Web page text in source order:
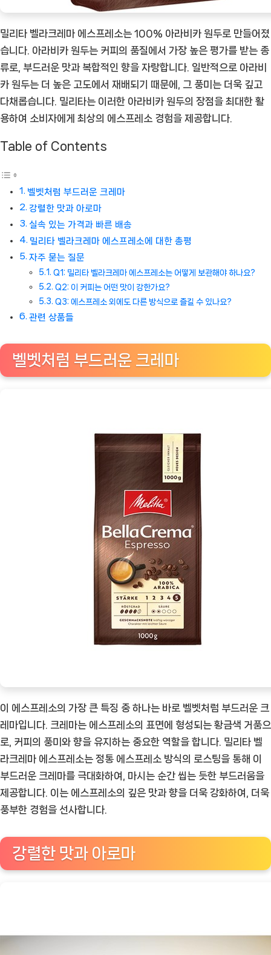
품]
밀리타 벨라크레마 에스프레소는 100% 아라비카 원두로 만들어졌
습니다. 아라비카 원두는 커피의 품질에서 가장 높은 평가를 받는 종
류로, 부드러운 맛과 복합적인 향을 자랑합니다. 일반적으로 아라비
카 원두는 더 높은 고도에서 재배되기 때문에, 그 풍미는 더욱 깊고
다채롭습니다. 밀리타는 이러한 아라비카 원두의 장점을 최대한 활
용하여 소비자에게 최상의 에스프레소 경험을 제공합니다.
Table of Contents
벨벳처럼 부드러운 크레마
강렬한 맛과 아로마
실속 있는 가격과 빠른 배송
밀리타 벨라크레마 에스프레소에 대한 총평
자주 묻는 질문
Q1: 밀리타 벨라크레마 에스프레소는 어떻게 보관해야 하나요?
Q2: 이 커피는 어떤 맛이 강한가요?
Q3: 에스프레소 외에도 다른 방식으로 즐길 수 있나요?
관련 상품들
벨벳처럼 부드러운 크레마
이 에스프레소의 가장 큰 특징 중 하나는 바로 벨벳처럼 부드러운 크
레마입니다. 크레마는 에스프레소의 표면에 형성되는 황금색 거품으
로, 커피의 풍미와 향을 유지하는 중요한 역할을 합니다. 밀리타 벨
라크레마 에스프레소는 정통 에스프레소 방식의 로스팅을 통해 이
부드러운 크레마를 극대화하여, 마시는 순간 씹는 듯한 부드러움을
제공합니다. 이는 에스프레소의 깊은 맛과 향을 더욱 강화하여, 더욱
풍부한 경험을 선사합니다.
강렬한 맛과 아로마